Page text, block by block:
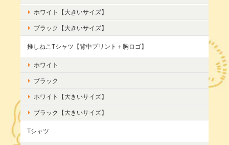
ホワイト【大きいサイズ】
ブラック【大きいサイズ】
推しねこTシャツ【背中プリント＋胸ロゴ】
ホワイト
ブラック
ホワイト【大きいサイズ】
ブラック【大きいサイズ】
Tシャツ